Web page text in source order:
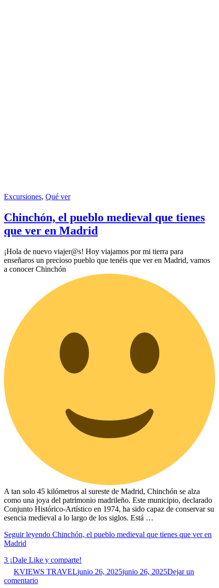
Excursiones, Qué ver
Chinchón, el pueblo medieval que tienes
que ver en Madrid
¡Hola de nuevo viajer@s! Hoy viajamos por mi tierra para
enseñaros un precioso pueblo que tenéis que ver en Madrid, vamos
a conocer Chinchón
A tan solo 45 kilómetros al sureste de Madrid, Chinchón se alza
como una joya del patrimonio madrileño. Este municipio, declarado
Conjunto Histórico-Artístico en 1974, ha sido capaz de conservar su
esencia medieval a lo largo de los siglos. Está …
Seguir leyendo Chinchón, el pueblo medieval que tienes que ver en
Madrid
3 ¡Dale Like y comparte!
KVIEWS TRAVELjunio 26, 2025junio 26, 2025Dejar un
comentario